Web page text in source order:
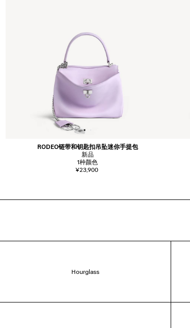
RODEO链带和钥匙扣吊坠迷你手提包
新品
1种颜色
¥23,900
Hourglass